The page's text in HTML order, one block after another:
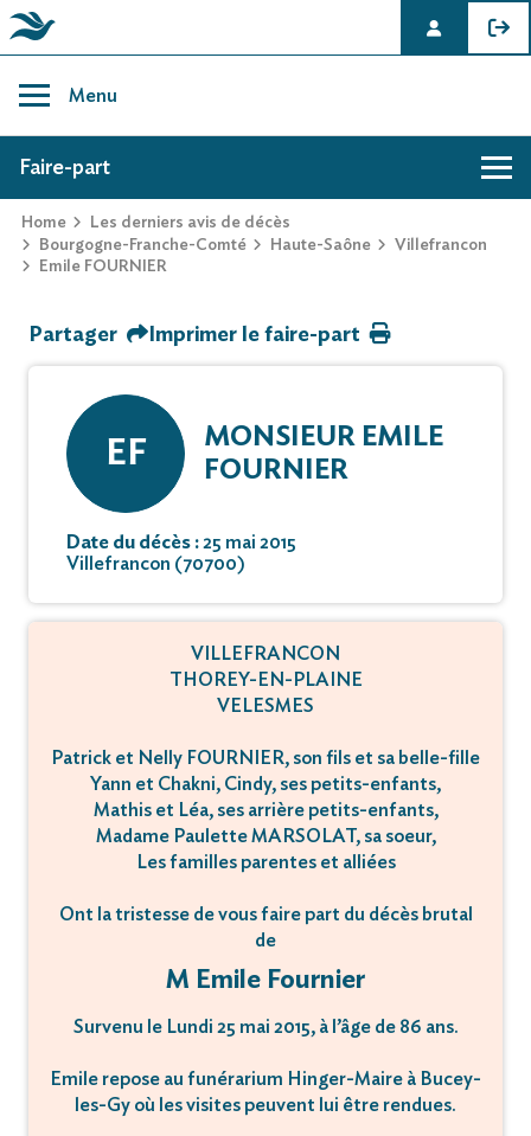
content
Menu
AVIS DE DÉCÈS DE EMILE FOURNIER
Home
Les derniers avis de décès
Bourgogne-Franche-Comté
Haute-Saône
Villefrancon
Emile FOURNIER
Faire-part
Hommage
Faire-part
Partager Imprimer le faire-part
EF
MONSIEUR EMILE
FOURNIER
Date du décès :25 mai 2015
Villefrancon (70700)
VILLEFRANCON
THOREY-EN-PLAINE
VELESMES
Patrick et Nelly FOURNIER, son fils et sa belle-fille
Yann et Chakni, Cindy, ses petits-enfants,
Mathis et Léa, ses arrière petits-enfants,
Madame Paulette MARSOLAT, sa soeur,
Les familles parentes et alliées
Ont la tristesse de vous faire part du décès brutal
de
M Emile Fournier
Survenu le Lundi 25 mai 2015, à l’âge de 86 ans.
Emile repose au funérarium Hinger-Maire à Bucey-
les-Gy où les visites peuvent lui être rendues.